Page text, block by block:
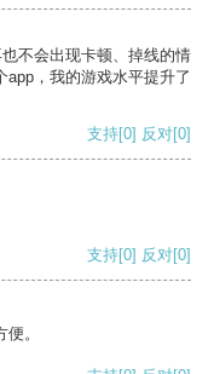
不会出现卡顿、掉线的情
，我的游戏水平提升了
支持[0] 反对[0]
支持[0] 反对[0]
。